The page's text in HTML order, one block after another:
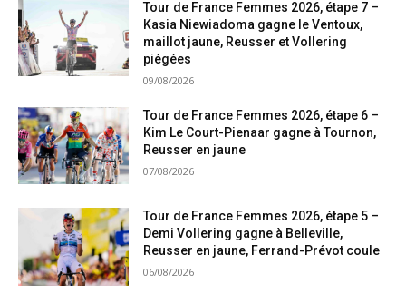
Tour de France Femmes 2026, étape 7 –
Kasia Niewiadoma gagne le Ventoux,
maillot jaune, Reusser et Vollering
piégées
09/08/2026
Tour de France Femmes 2026, étape 6 –
Kim Le Court-Pienaar gagne à Tournon,
Reusser en jaune
07/08/2026
Tour de France Femmes 2026, étape 5 –
Demi Vollering gagne à Belleville,
Reusser en jaune, Ferrand-Prévot coule
06/08/2026